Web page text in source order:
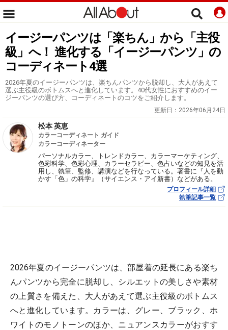
イージーパンツは「楽ちん」から「主役
級」へ！ 進化する「イージーパンツ」の
コーディネート4選
2026年夏のイージーパンツは、楽ちんパンツから脱却し、大人があえて
選ぶ主役級のボトムスへと進化しています。40代女性におすすめのイー
ジーパンツの選び方、コーディネートのコツをご紹介します。
更新日： 2026年06月24日
松本 英恵
カラーコーディネート ガイド
カラーコーディネーター
パーソナルカラー、トレンドカラー、カラーマーケティング、
色彩科学、色彩心理、カラーセラピー、色占いなどの知見を活
用し、執筆、監修、講演などを行なっている。著書に『人を動
かす「色」の科学』（サイエンス・アイ新書）などがある。
プロフィール詳細
執筆記事一覧
2026年夏のイージーパンツは、部屋着の延長にある楽ち
んパンツから完全に脱却し、シルエットの美しさや素材
の上質さを備えた、大人があえて選ぶ主役級のボトムス
へと進化しています。カラーは、グレー、ブラック、ホ
ワイトのモノトーンのほか、ニュアンスカラーがおすす